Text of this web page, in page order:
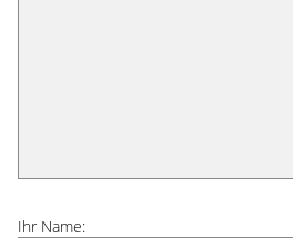
Ihr Name: